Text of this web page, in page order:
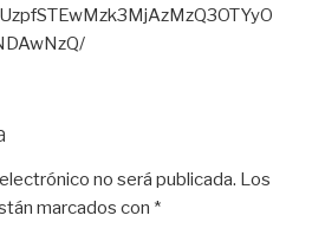
no será publicada. Los
marcados con *